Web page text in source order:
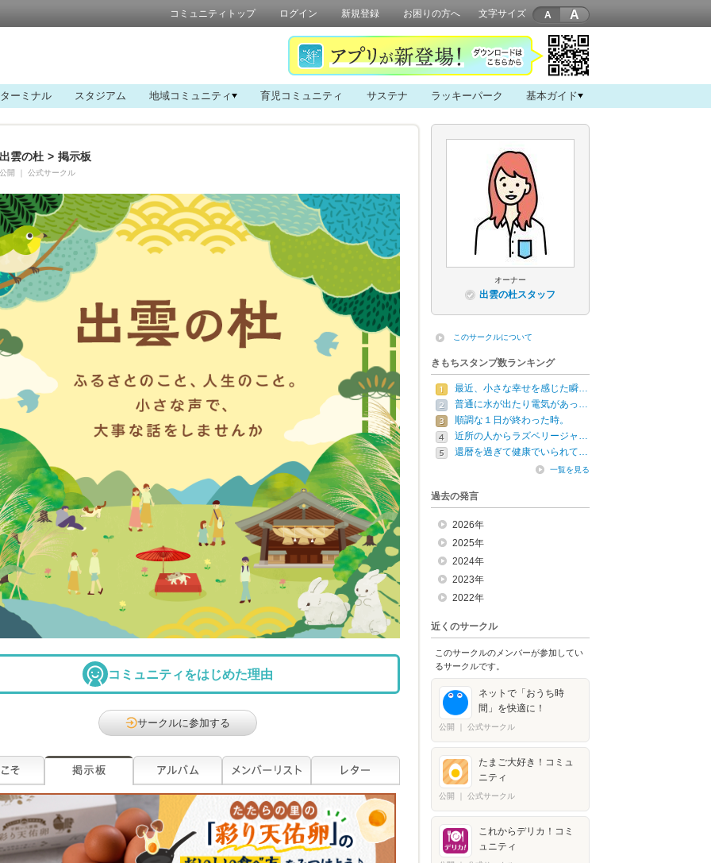
コミュニティトップ ログイン 新規登録 お困りの方へ 文字サイズ A
ーミナル スタジアム 地域コミュニティ 育児コミュニティ サステナ ラッキーパーク 基本ガイド
出雲の杜 > 掲示板
公開 公式サークル
コミュニティをはじめた理由
サークルに参加する
オーナー
出雲の杜スタッフ
このサークルについて
きもちスタンプ数ランキング
最近、小さな幸せを感じた瞬…
普通に水が出たり電気があっ…
順調な１日が終わった時。
近所の人からラズベリージャ…
還暦を過ぎて健康でいられて…
一覧を見る
過去の発言
2026年
2025年
2024年
2023年
2022年
近くのサークル
このサークルのメンバーが参加してい
るサークルです。
ネットで「おうち時
間」を快適に！
公開 公式サークル
たまご大好き！コミュ
ニティ
公開 公式サークル
これからデリカ！コミ
ュニティ